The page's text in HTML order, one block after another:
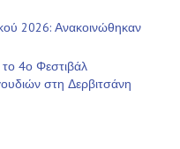
2026: Ανακοινώθηκαν
4ο Φεστιβάλ
στη Δερβιτσάνη